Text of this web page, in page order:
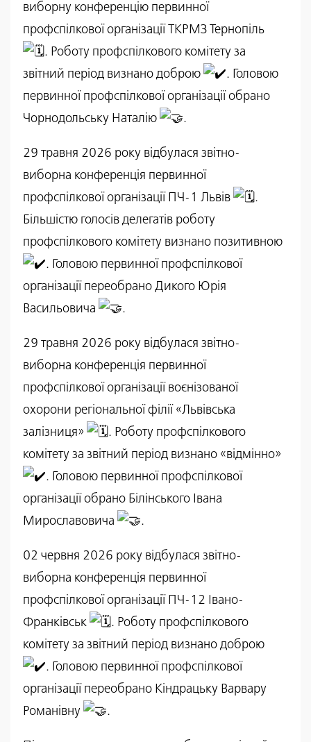
виборну конференцію первинної
профспілкової організації ТКРМЗ Тернопіль
. Роботу профспілкового комітету за
звітний період визнано доброю
. Головою
первинної профспілкової організації обрано
Чорнодольську Наталію
.
29 травня 2026 року відбулася звітно-
виборна конференція первинної
профспілкової організації ПЧ-1 Львів
.
Більшістю голосів делегатів роботу
профспілкового комітету визнано позитивною
. Головою первинної профспілкової
організації переобрано Дикого Юрія
Васильовича
.
29 травня 2026 року відбулася звітно-
виборна конференція первинної
профспілкової організації воєнізованої
охорони регіональної філії «Львівська
залізниця»
. Роботу профспілкового
комітету за звітний період визнано «відмінно»
. Головою первинної профспілкової
організації обрано Білінського Івана
Мирославовича
.
02 червня 2026 року відбулася звітно-
виборна конференція первинної
профспілкової організації ПЧ-12 Івано-
Франківськ
. Роботу профспілкового
комітету за звітний період визнано доброю
. Головою первинної профспілкової
організації переобрано Кіндрацьку Варвару
Романівну
.